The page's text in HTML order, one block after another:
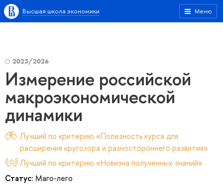
Меню
Высшая школа экономики
2025/2026
Измерение российской
макроэкономической
динамики
Лучший по критерию «Полезность курса для
расширения кругозора и разностороннего развития»
Лучший по критерию «Новизна полученных знаний»
Статус: Маго-лего